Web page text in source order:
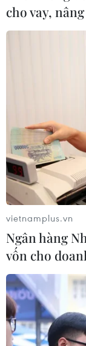
bật tại Festival
Lễ hội Yến
tinh hoa ẩm
CƠ QUAN CHỦ QUẢN:
Tổng Biên tập:
Phó Tổng Biên
THỦY
cho vay,
vietnamplus.vn
Ngân hàng
vốn cho